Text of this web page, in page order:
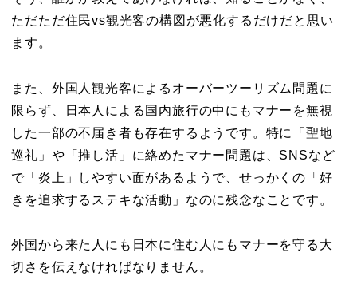
ただただ住民vs観光客の構図が悪化するだけだと思い
ます。
また、外国人観光客によるオーバーツーリズム問題に
限らず、日本人による国内旅行の中にもマナーを無視
した一部の不届き者も存在するようです。特に「聖地
巡礼」や「推し活」に絡めたマナー問題は、SNSなど
で「炎上」しやすい面があるようで、せっかくの「好
きを追求するステキな活動」なのに残念なことです。
外国から来た人にも日本に住む人にもマナーを守る大
切さを伝えなければなりません。